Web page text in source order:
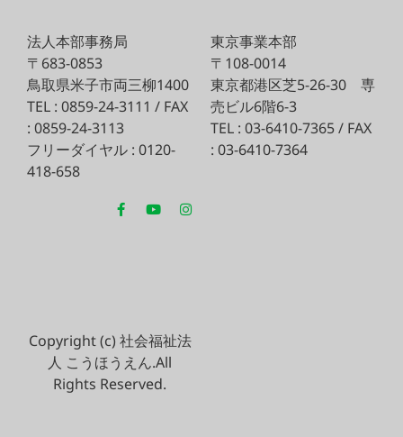
法人本部事務局
〒683-0853
鳥取県米子市両三柳1400
TEL : 0859-24-3111 / FAX
: 0859-24-3113
フリーダイヤル : 0120-
418-658
東京事業本部
〒108-0014
東京都港区芝5-26-30 専
売ビル6階6-3
TEL : 03-6410-7365 / FAX
: 03-6410-7364
Copyright (c) 社会福祉法
人 こうほうえん.All
Rights Reserved.